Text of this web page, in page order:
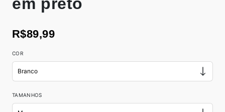
R$89,99
COR
TAMANHOS